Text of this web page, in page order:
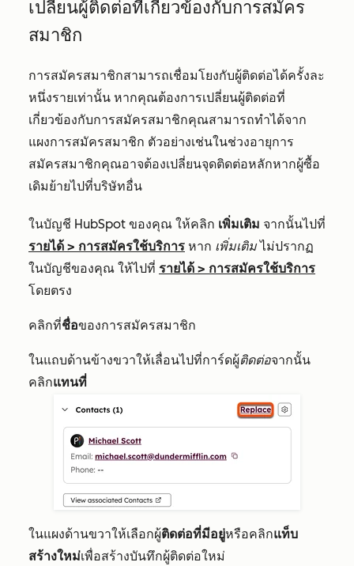
เปลี่ยนผู้ติดต่อที่เกี่ยวข้องกับการสมัคร
สมาชิก
การสมัครสมาชิกสามารถเชื่อมโยงกับผู้ติดต่อได้ครั้งละ
หนึ่งรายเท่านั้น หากคุณต้องการเปลี่ยนผู้ติดต่อที่
เกี่ยวข้องกับการสมัครสมาชิกคุณสามารถทำได้จาก
แผงการสมัครสมาชิก ตัวอย่างเช่นในช่วงอายุการ
สมัครสมาชิกคุณอาจต้องเปลี่ยนจุดติดต่อหลักหากผู้ซื้อ
เดิมย้ายไปที่บริษัทอื่น
ในบัญชี HubSpot ของคุณ ให้คลิก เพิ่มเติม จากนั้นไปที่
รายได้ > การสมัครใช้บริการ หาก เพิ่มเติมไม่ปรากฏ
ในบัญชีของคุณ ให้ไปที่ รายได้ > การสมัครใช้บริการ
โดยตรง
คลิกที่ชื่อของการสมัครสมาชิก
ในแถบด้านข้างขวาให้เลื่อนไปที่การ์ดผู้ติดต่อจากนั้น
คลิกแทนที่
ในแผงด้านขวาให้เลือกผู้ติดต่อที่มีอยู่หรือคลิกแท็บ
สร้างใหม่เพื่อสร้างบันทึกผู้ติดต่อใหม่